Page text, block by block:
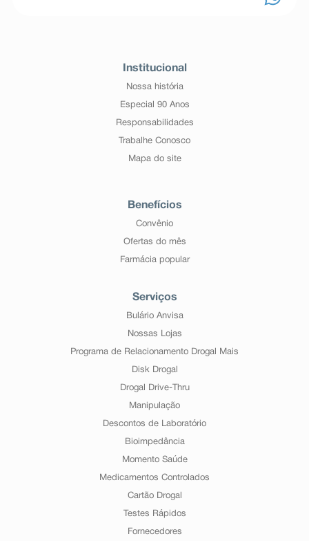
Institucional
Nossa história
Especial 90 Anos
Responsabilidades
Trabalhe Conosco
Mapa do site
Benefícios
Convênio
Ofertas do mês
Farmácia popular
Serviços
Bulário Anvisa
Nossas Lojas
Programa de Relacionamento Drogal Mais
Disk Drogal
Drogal Drive-Thru
Manipulação
Descontos de Laboratório
Bioimpedância
Momento Saúde
Medicamentos Controlados
Cartão Drogal
Testes Rápidos
Fornecedores